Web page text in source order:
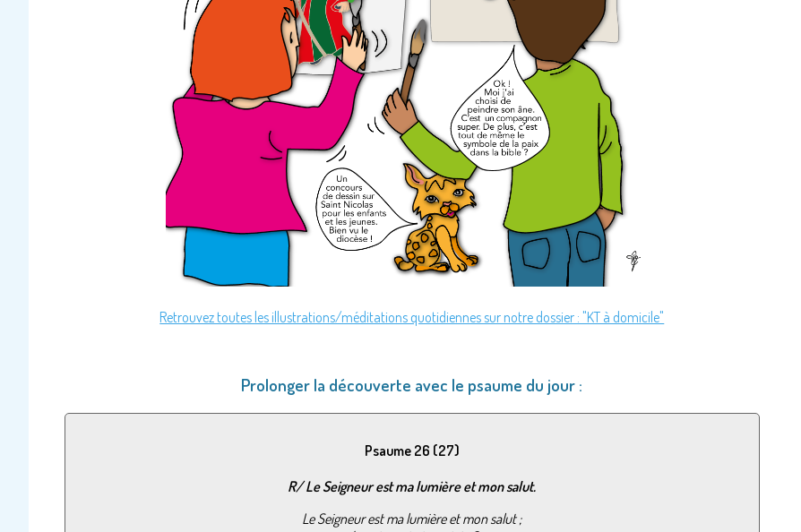
Retrouvez toutes les illustrations/méditations quotidiennes sur notre dossier : "KT à domicile"
Prolonger la découverte avec le psaume du jour :
Psaume 26 (27)
R/Le Seigneur est ma lumière et mon salut.
Le Seigneur est ma lumière et mon salut ;